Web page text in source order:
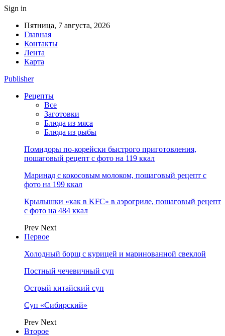
Sign in
Пятница, 7 августа, 2026
Главная
Контакты
Лента
Карта
Publisher
Рецепты
Все
Заготовки
Блюда из мяса
Блюда из рыбы
Помидоры по-корейски быстрого приготовления,
пошаговый рецепт с фото на 119 ккал
Маринад с кокосовым молоком, пошаговый рецепт с
фото на 199 ккал
Крылышки «как в KFC» в аэрогриле, пошаговый рецепт
с фото на 484 ккал
Prev Next
Первое
Холодный борщ с курицей и маринованной свеклой
Постный чечевичный суп
Острый китайский суп
Суп «Сибирский»
Prev Next
Второе